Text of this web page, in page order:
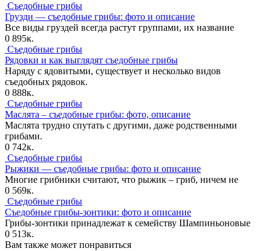
Съедобные грибы
Грузди — съедобные грибы: фото и описание
Все виды груздей всегда растут группами, их название
0 895к.
Съедобные грибы
Рядовки и как выглядят съедобные грибы
Наряду с ядовитыми, существует и несколько видов
съедобных рядовок.
0 888к.
Съедобные грибы
Маслята – съедобные грибы: фото, описание
Маслята трудно спутать с другими, даже родственными
грибами.
0 742к.
Съедобные грибы
Рыжики — съедобные грибы: фото и описание
Многие грибники считают, что рыжик – гриб, ничем не
0 569к.
Съедобные грибы
Съедобные грибы-зонтики: фото и описание
Грибы-зонтики принадлежат к семейству Шампиньоновые
0 513к.
Вам также может понравиться